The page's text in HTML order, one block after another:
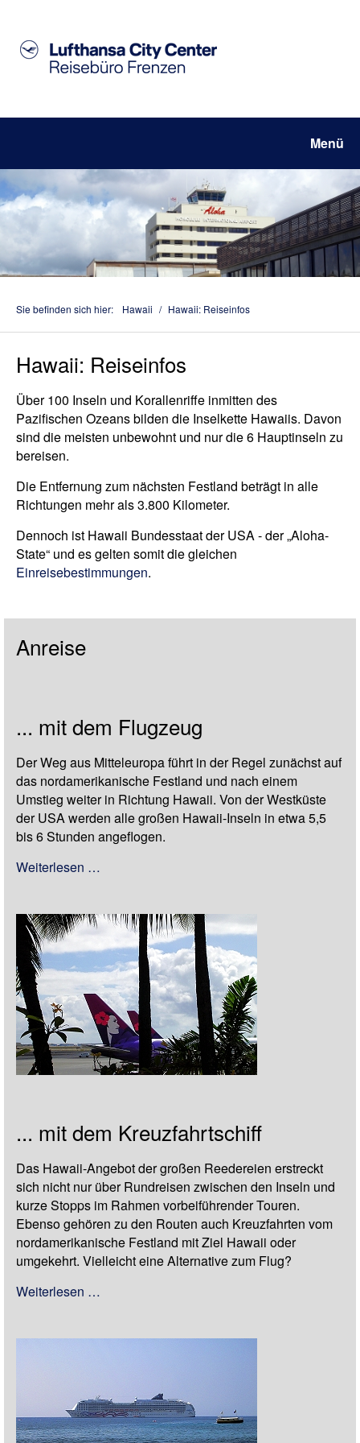
Menü
Sie befinden sich hier: Hawaii / Hawaii: Reiseinfos
Hawaii: Reiseinfos
Über 100 Inseln und Korallenriffe inmitten des
Pazifischen Ozeans bilden die Inselkette Hawaiis. Davon
sind die meisten unbewohnt und nur die 6 Hauptinseln zu
bereisen.
Die Entfernung zum nächsten Festland beträgt in alle
Richtungen mehr als 3.800 Kilometer.
Dennoch ist Hawaii Bundesstaat der USA - der „Aloha-
State“ und es gelten somit die gleichen
Einreisebestimmungen.
Anreise
... mit dem Flugzeug
Der Weg aus Mitteleuropa führt in der Regel zunächst auf
das nordamerikanische Festland und nach einem
Umstieg weiter in Richtung Hawaii. Von der Westküste
der USA werden alle großen Hawaii-Inseln in etwa 5,5
bis 6 Stunden angeflogen.
Weiterlesen …
... mit dem Kreuzfahrtschiff
Das Hawaii-Angebot der großen Reedereien erstreckt
sich nicht nur über Rundreisen zwischen den Inseln und
kurze Stopps im Rahmen vorbeiführender Touren.
Ebenso gehören zu den Routen auch Kreuzfahrten vom
nordamerikanische Festland mit Ziel Hawaii oder
umgekehrt. Vielleicht eine Alternative zum Flug?
Weiterlesen …